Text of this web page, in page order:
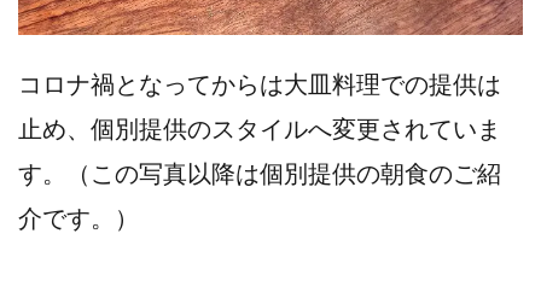
コロナ禍となってからは大皿料理での提供は
止め、個別提供のスタイルへ変更されていま
す。（この写真以降は個別提供の朝食のご紹
介です。）